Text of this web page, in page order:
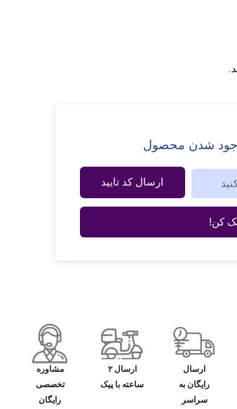
شدن محصول
ارسال کد تایید
کن!
ارسال
رایگان به
سراسر
ارسال ۲
ساعته با پیک
مشاوره
تخصصی
رایگان